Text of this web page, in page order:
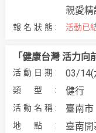
親愛精
活動已
03/14(
健行
臺南市
「健康台灣 活力向
臺南